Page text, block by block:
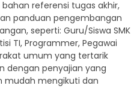
referensi tugas akhir,
panduan pengembangan
seperti: Guru/Siswa SMK
TI, Programmer, Pegawai
umum yang tertarik
dengan penyajian yang
mudah mengikuti dan